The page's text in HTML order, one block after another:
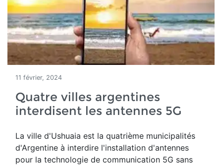
11 février, 2024
Quatre villes argentines
interdisent les antennes 5G
La ville d'Ushuaia est la quatrième municipalités
d'Argentine à interdire l'installation d'antennes
pour la technologie de communication 5G sans